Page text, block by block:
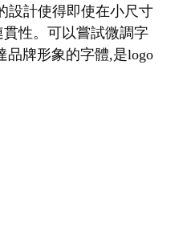
設計使得即使在小尺寸
性。可以嘗試微調字
品牌形象的字體,是logo